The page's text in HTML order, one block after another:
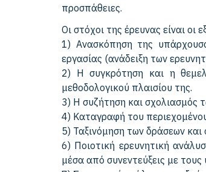
προσπάθειες.
Οι στόχοι της έρευνας είναι οι
1) Ανασκόπηση της
εργασίας (ανάδειξη των
2) Η συγκρότηση και η
μεθοδολογικού πλαισίου της.
3) Η συζήτηση και σχολιασμός
4) Καταγραφή του
5) Ταξινόμηση των δράσεων
6) Ποιοτική ερευνητική
μέσα από συνεντεύξεις με